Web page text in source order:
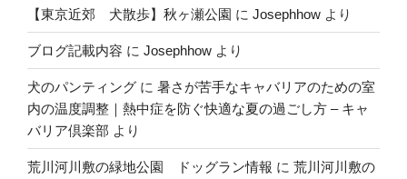
【東京近郊 犬散歩】秋ヶ瀬公園 に Josephhow より
ブログ記載内容 に Josephhow より
犬のパンティング に 暑さが苦手なキャバリアのための室
内の温度調整｜熱中症を防ぐ快適な夏の過ごし方 – キャ
バリア倶楽部 より
荒川河川敷の緑地公園 ドッグラン情報 に 荒川河川敷の